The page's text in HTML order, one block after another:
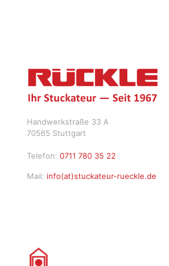
Handwerkstraße 33 A
70565 Stuttgart
Telefon: 0711 780 35 22
Mail: info(at)stuckateur-rueckle.de